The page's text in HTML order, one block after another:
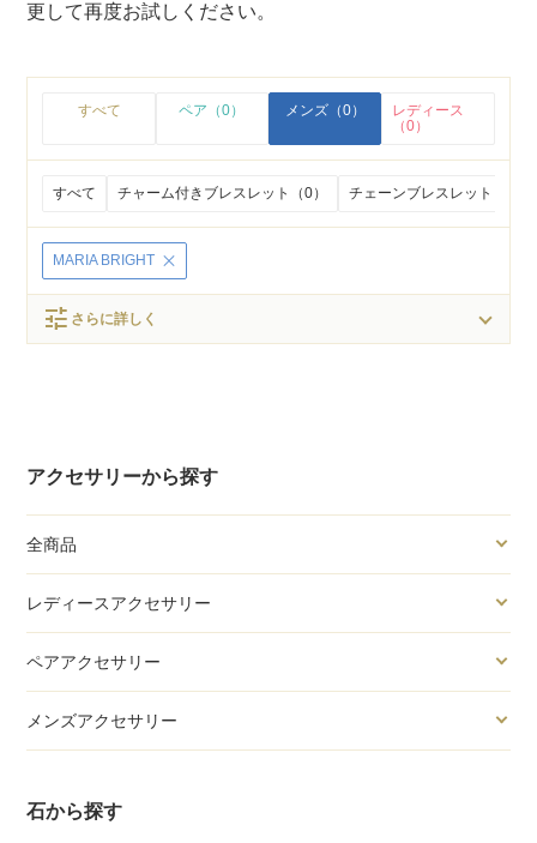
アクセサリーから探す
全商品
レディースアクセサリー
ペアアクセサリー
メンズアクセサリー
石から探す
更して再度お試しください。
すべて ペア（0） メンズ（0）
レディース
（0）
すべて チャーム付きブレスレット（0） チェーンブレスレット（0）
MARIA BRIGHT
tune さらに詳しく